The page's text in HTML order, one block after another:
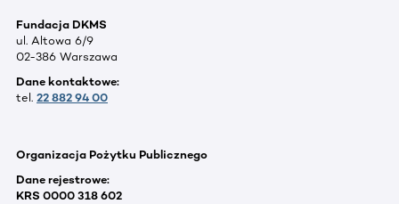
Fundacja DKMS
ul. Altowa 6/9
02-386 Warszawa
Dane kontaktowe:
tel. 22 882 94 00
Organizacja Pożytku Publicznego
Dane rejestrowe:
KRS 0000 318 602